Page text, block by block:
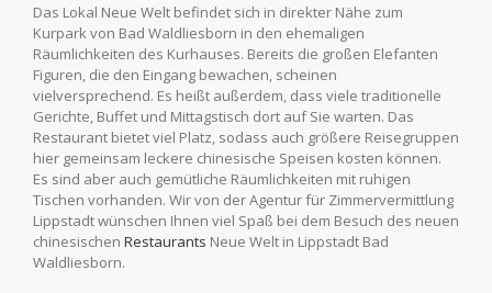
Das Lokal Neue Welt befindet sich in direkter Nähe zum
Kurpark von Bad Waldliesborn in den ehemaligen
Räumlichkeiten des Kurhauses. Bereits die großen Elefanten
Figuren, die den Eingang bewachen, scheinen
vielversprechend. Es heißt außerdem, dass viele traditionelle
Gerichte, Buffet und Mittagstisch dort auf Sie warten. Das
Restaurant bietet viel Platz, sodass auch größere Reisegruppen
hier gemeinsam leckere chinesische Speisen kosten können.
Es sind aber auch gemütliche Räumlichkeiten mit ruhigen
Tischen vorhanden. Wir von der Agentur für Zimmervermittlung
Lippstadt wünschen Ihnen viel Spaß bei dem Besuch des neuen
chinesischen Restaurants Neue Welt in Lippstadt Bad
Waldliesborn.